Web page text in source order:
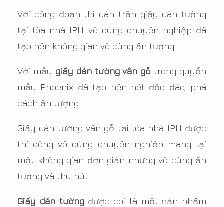
Với công đoạn thi dán trần giấy dán tường
tại tòa nhà IPH vô cùng chuyên nghiệp đã
tạo nên không gian vô cùng ấn tượng.
Với mẫu giấy dán tường vân gỗ trong quyển
mẫu Phoenix đã tạo nên nét độc đáo, phá
cách ấn tượng.
Giấy dán tường vân gỗ tại tòa nhà IPH được
thi công vô cùng chuyên nghiệp mang lại
một không gian đơn giản nhưng vô cùng ấn
tượng và thu hút.
Giấy dán tườngđược coi là một sản phẩm